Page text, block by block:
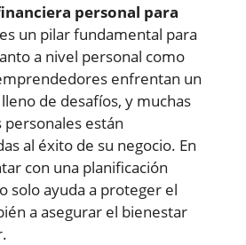
personal para
es un pilar fundamental para
a nivel personal como
enfrentan un
de desafíos, y muchas
personales están
al éxito de su negocio. En
con una planificación
solo ayuda a proteger el
a asegurar el bienestar